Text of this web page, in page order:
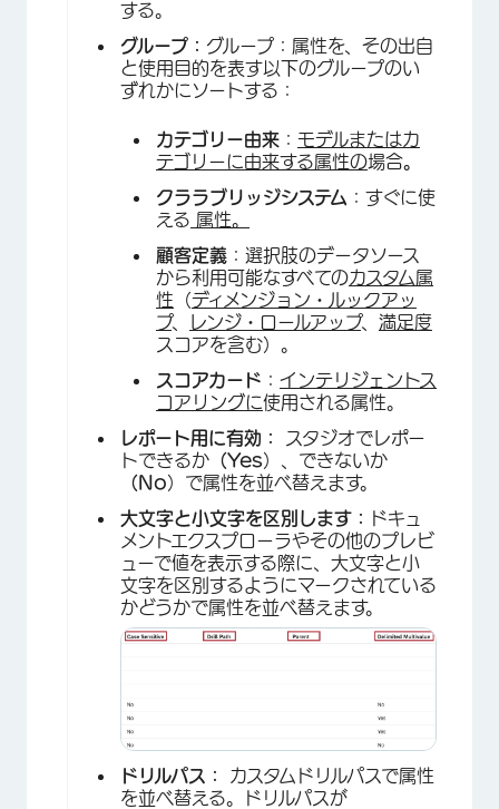
×
×
する。
グループ： グループ：属性を、その出自
と使用目的を表す以下のグループのい
ずれかにソートする：
カテゴリー由来 ： モデルまたはカ
テゴリーに由来する属性の場合。
クララブリッジシステム ：すぐに使
える 属性。
顧客定義 ：選択肢のデータソース
から利用可能なすべてのカスタム属
性 （ディメンジョン・ルックアッ
プ、 レンジ・ロールアップ、 満足度
スコアを含む）。
スコアカード ： インテリジェントス
コアリングに使用される属性。
レポート用に有効：
スタジオでレポー
トできるか （Yes）、できないか
（No）で属性を並べ替えます。
大文字と小文字を区別します：
ドキュ
メントエクスプローラやその他のプレビ
ューで値を表示する際に、大文字と小
文字を区別するようにマークされている
かどうかで属性を並べ替えます。
ドリルパス： カスタムドリルパスで属性
を並べ替える。ドリルパスが